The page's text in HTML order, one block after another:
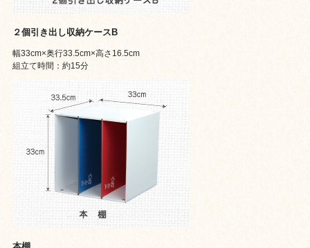
２個引き出し収納ケースB
幅33cm×奥行33.5cm×高さ16.5cm
組立て時間：約15分